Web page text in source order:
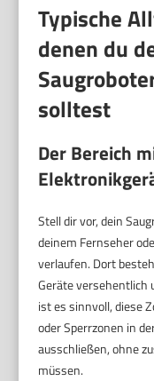
Typische
denen du
solltest
Der Bereich
Stell dir vor, dein
deinem Fernseher
verlaufen. Dort
Geräte versehentlich
ist es sinnvoll, diese
oder Sperrzonen in
ausschließen, ohne
müssen.